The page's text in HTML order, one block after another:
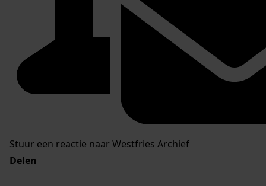
Stuur een reactie naar Westfries Archief
Delen